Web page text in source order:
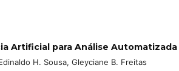
Artificial para Análise
H. Sousa, Gleyciane B. Freitas